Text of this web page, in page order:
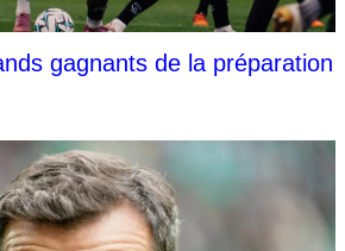
gagnants de la préparation